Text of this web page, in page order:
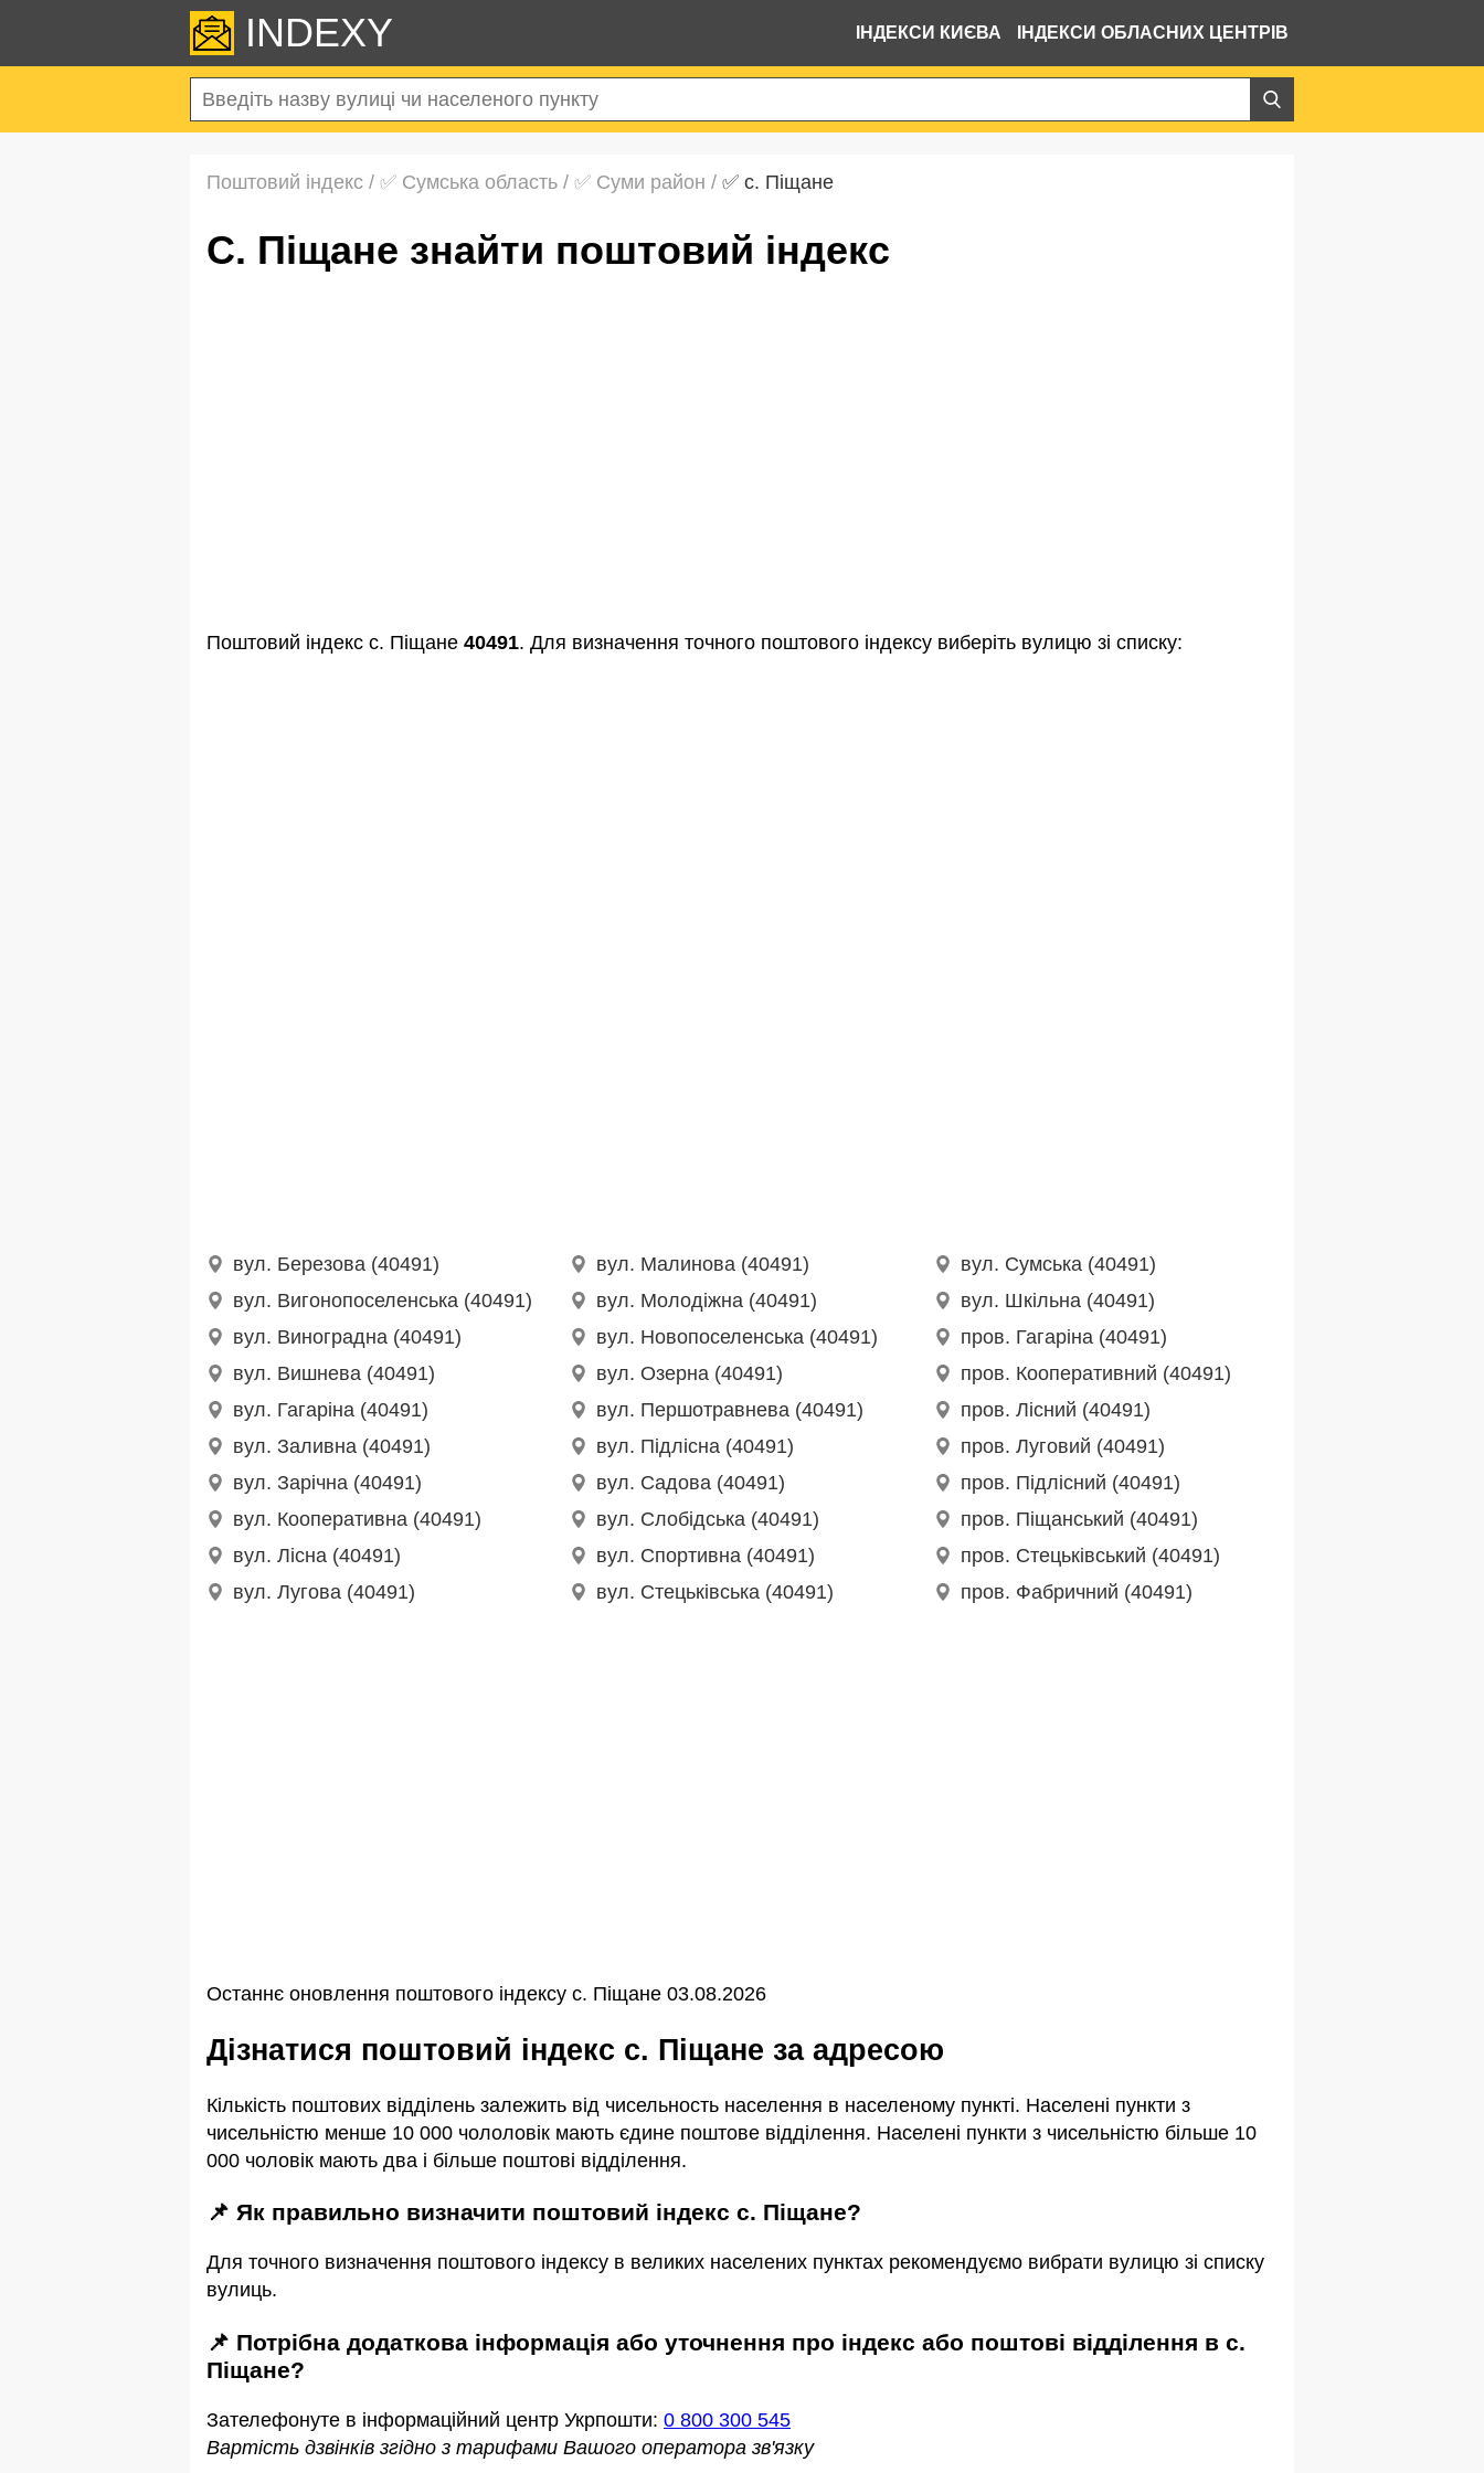
INDEXY ІНДЕКСИ КИЄВА ІНДЕКСИ ОБЛАСНИХ ЦЕНТРІВ
Поштовий індекс / ✅ Сумська область / ✅ Суми район / ✅ с. Піщане
с. Піщане знайти поштовий індекс
Поштовий індекс с. Піщане 40491. Для визначення точного поштового індексу виберіть вулицю зі списку:
вул. Березова (40491)
вул. Вигонопоселенська (40491)
вул. Виноградна (40491)
вул. Вишнева (40491)
вул. Гагаріна (40491)
вул. Заливна (40491)
вул. Зарічна (40491)
вул. Кооперативна (40491)
вул. Лісна (40491)
вул. Лугова (40491)
вул. Малинова (40491)
вул. Молодіжна (40491)
вул. Новопоселенська (40491)
вул. Озерна (40491)
вул. Першотравнева (40491)
вул. Підлісна (40491)
вул. Садова (40491)
вул. Слобідська (40491)
вул. Спортивна (40491)
вул. Стецьківська (40491)
вул. Сумська (40491)
вул. Шкільна (40491)
пров. Гагаріна (40491)
пров. Кооперативний (40491)
пров. Лісний (40491)
пров. Луговий (40491)
пров. Підлісний (40491)
пров. Піщанський (40491)
пров. Стецьківський (40491)
пров. Фабричний (40491)
Останнє оновлення поштового індексу с. Піщане 03.08.2026
Дізнатися поштовий індекс с. Піщане за адресою
Кількість поштових відділень залежить від чисельность населення в населеному пункті. Населені пункти з
чисельністю менше 10 000 чололовік мають єдине поштове відділення. Населені пункти з чисельністю більше 10
000 чоловік мають два і більше поштові відділення.
📌 Як правильно визначити поштовий індекс с. Піщане?
Для точного визначення поштового індексу в великих населених пунктах рекомендуємо вибрати вулицю зі списку
вулиць.
📌 Потрібна додаткова інформація або уточнення про індекс або поштові відділення в с.
Піщане?
Зателефонуте в інформаційний центр Укрпошти: 0 800 300 545
Вартість дзвінків згідно з тарифами Вашого оператора зв'язку